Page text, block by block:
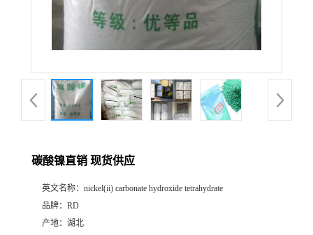
碳酸镍直销 现货供应
英文名称： nickel(ii) carbonate hydroxide tetrahydrate
品牌： RD
产地： 湖北